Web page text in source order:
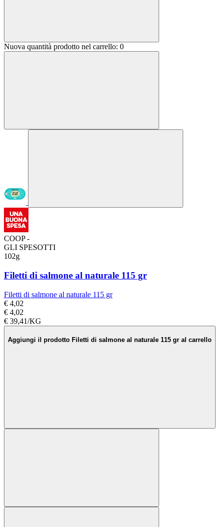
Nuova quantità prodotto nel carrello: 0
COOP -
GLI SPESOTTI
102g
Filetti di salmone al naturale 115 gr
Filetti di salmone al naturale 115 gr
€ 4,02
€ 4,02
€ 39,41/KG
Aggiungi il prodotto Filetti di salmone al naturale 115 gr al carrello